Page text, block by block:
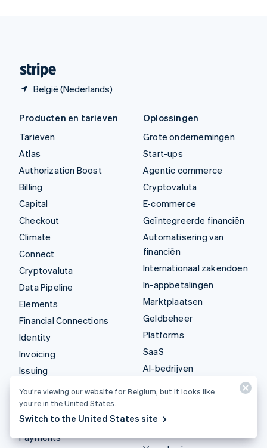
België (Nederlands)
Producten en tarieven
Tarieven
Atlas
Authorization Boost
Billing
Capital
Checkout
Climate
Connect
Cryptovaluta
Data Pipeline
Elements
Financial Connections
Identity
Invoicing
Issuing
Link
Managed Payments
Betaallinks
Payments
Oplossingen
Grote ondernemingen
Start-ups
Agentic commerce
Cryptovaluta
E-commerce
Geïntegreerde financiën
Automatisering van
financiën
Internationaal zakendoen
In-appbetalingen
Marktplaatsen
Geldbeheer
Platforms
SaaS
AI-bedrijven
Horeca, reizen en vrije
You’re viewing our website for Belgium, but it looks like
you’re in the United States.
Switch to the United States site